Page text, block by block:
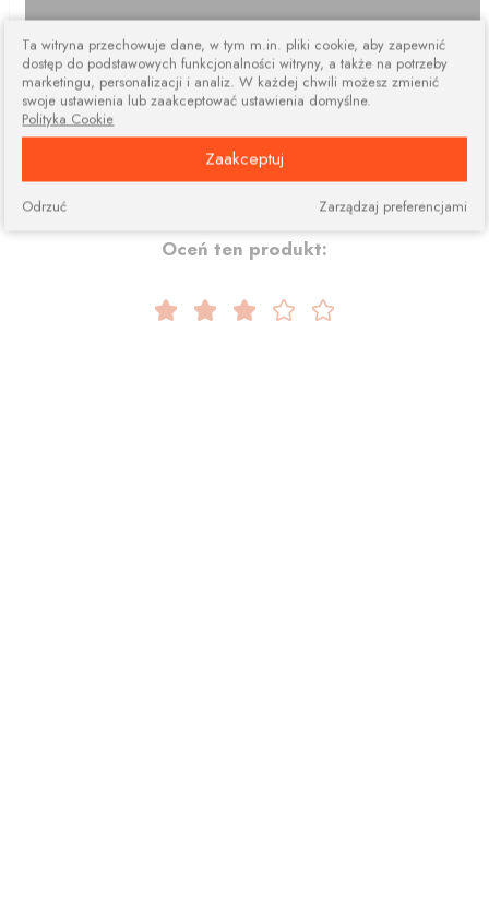
Oceń ten produkt:
Ta witryna przechowuje dane, w tym m.in. pliki cookie, aby zapewnić
dostęp do podstawowych funkcjonalności witryny, a także na potrzeby
marketingu, personalizacji i analiz. W każdej chwili możesz zmienić
swoje ustawienia lub zaakceptować ustawienia domyślne.
Polityka Cookie
Zaakceptuj
Zarządzaj preferencjami
Odrzuć